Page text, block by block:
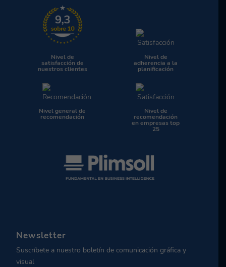
Nivel de
satisfacción de
nuestros clientes
Nivel de
adherencia a la
planificación
Nivel general de
recomendación
Nivel de
recomendación
en empresas top
25
Newsletter
Suscríbete a nuestro boletín de comunicación gráfica y
visual